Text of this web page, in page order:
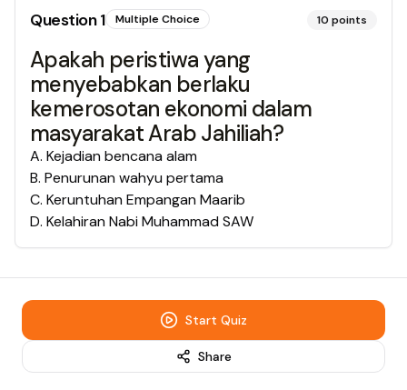
Question1 Multiple Choice 10 points
Apakah peristiwa yang
menyebabkan berlaku
kemerosotan ekonomi dalam
masyarakat Arab Jahiliah?
A. Kejadian bencana alam
B. Penurunan wahyu pertama
C. Keruntuhan Empangan Maarib
D. Kelahiran Nabi Muhammad SAW
Start Quiz
Share